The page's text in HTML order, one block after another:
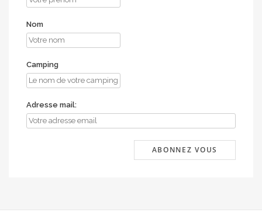
Nom
Camping
Adresse mail: